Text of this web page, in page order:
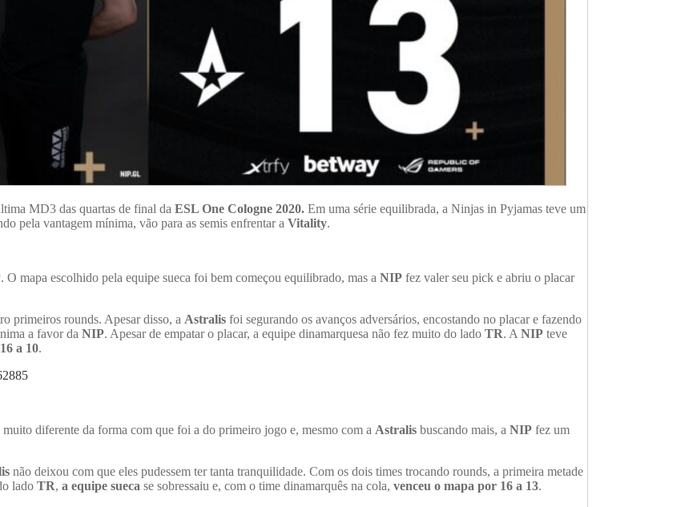
MD3 das quartas de final da ESL One Cologne 2020. Em uma série equilibrada, a Ninjas in Pyjamas teve um
pela vantagem mínima, vão para as semis enfrentar a Vitality.
. O mapa escolhido pela equipe sueca foi bem começou equilibrado, mas a NIP fez valer seu pick e abriu o placar
primeiros rounds. Apesar disso, a Astralis foi segurando os avanços adversários, encostando no placar e fazendo
a favor da NIP. Apesar de empatar o placar, a equipe dinamarquesa não fez muito do lado TR. A NIP teve
a 10.
diferente da forma com que foi a do primeiro jogo e, mesmo com a Astralis buscando mais, a NIP fez um
não deixou com que eles pudessem ter tanta tranquilidade. Com os dois times trocando rounds, a primeira metade
lado TR, a equipe sueca se sobressaiu e, com o time dinamarquês na cola, venceu o mapa por 16 a 13.